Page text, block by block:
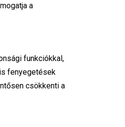
a
funkciókkal,
fenyegetések
csökkenti a